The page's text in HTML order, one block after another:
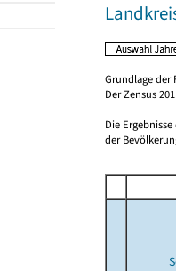
Grundlage der
Der Zensus
Die
der